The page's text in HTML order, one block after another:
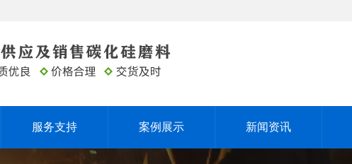
服务支持 案例展示 新闻资讯